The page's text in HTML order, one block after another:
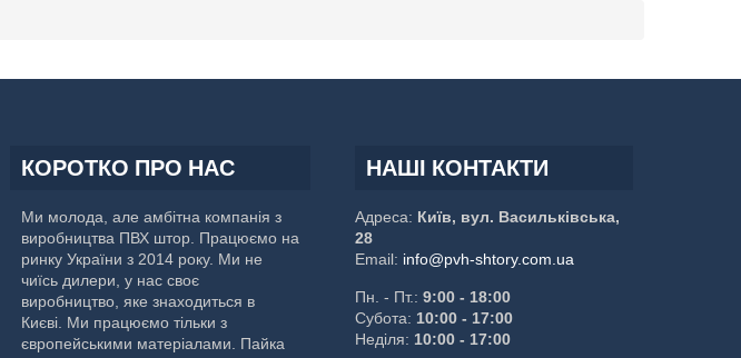
КОРОТКО ПРО НАС
Ми молода, але амбітна компанія з
виробництва ПВХ штор. Працюємо на
ринку України з 2014 року. Ми не
чиїсь дилери, у нас своє
виробництво, яке знаходиться в
Києві. Ми працюємо тільки з
європейськими матеріалами. Пайка
НАШІ КОНТАКТИ
Адреса: Київ, вул. Васильківська,
28
Email: info@pvh-shtory.com.ua
Пн. - Пт.: 9:00 - 18:00
Субота: 10:00 - 17:00
Неділя: 10:00 - 17:00